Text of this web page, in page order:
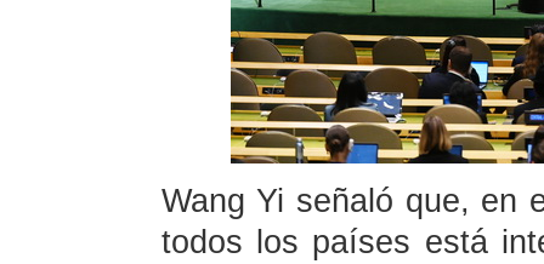
Wang Yi señaló que, en
todos los países está